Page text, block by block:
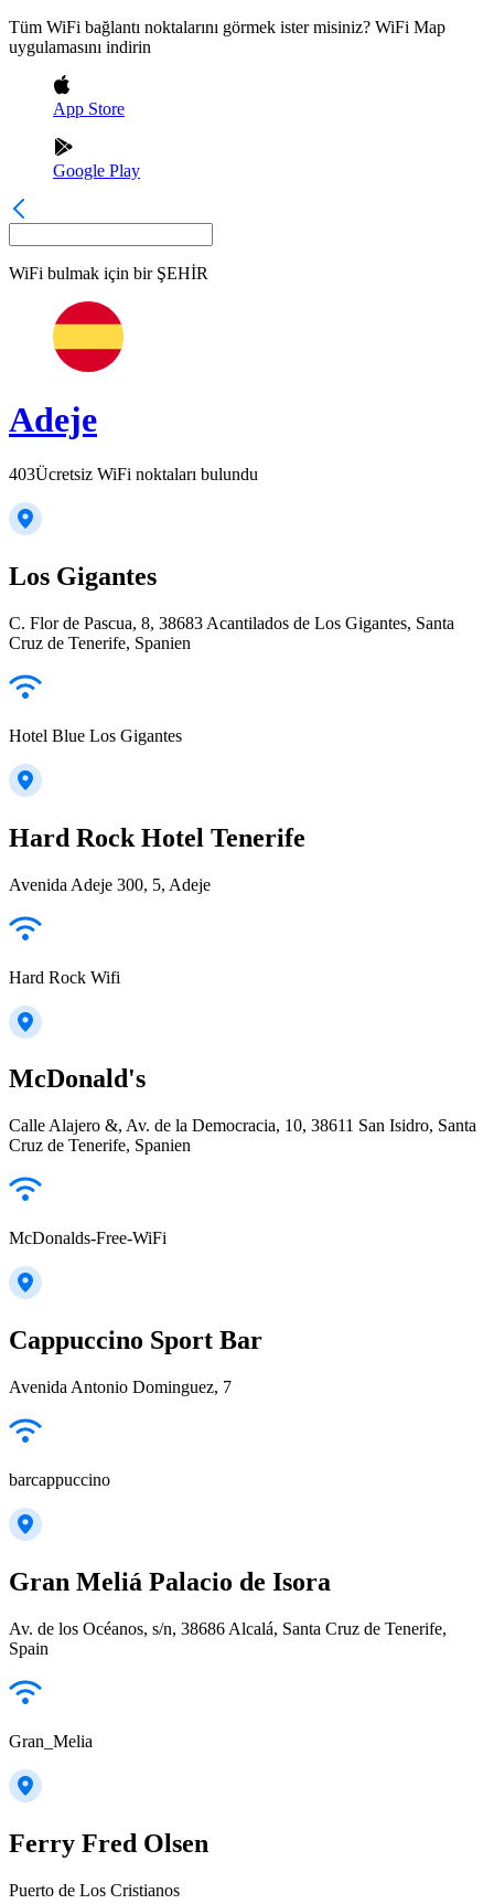
Tüm WiFi bağlantı noktalarını görmek ister misiniz? WiFi Map
uygulamasını indirin
App Store
Google Play
WiFi bulmak için bir ŞEHİR
Adeje
403Ücretsiz WiFi noktaları bulundu
Los Gigantes
C. Flor de Pascua, 8, 38683 Acantilados de Los Gigantes, Santa
Cruz de Tenerife, Spanien
Hotel Blue Los Gigantes
Hard Rock Hotel Tenerife
Avenida Adeje 300, 5, Adeje
Hard Rock Wifi
McDonald's
Calle Alajero &, Av. de la Democracia, 10, 38611 San Isidro, Santa
Cruz de Tenerife, Spanien
McDonalds-Free-WiFi
Cappuccino Sport Bar
Avenida Antonio Dominguez, 7
barcappuccino
Gran Meliá Palacio de Isora
Av. de los Océanos, s/n, 38686 Alcalá, Santa Cruz de Tenerife,
Spain
Gran_Melia
Ferry Fred Olsen
Puerto de Los Cristianos